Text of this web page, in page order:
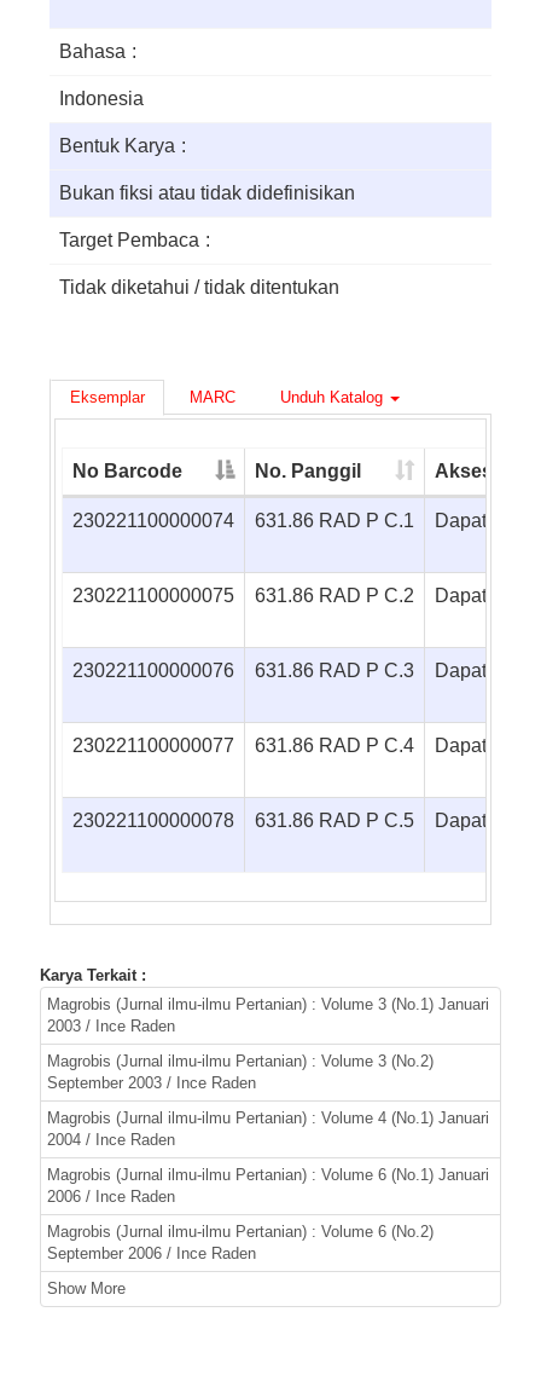
Bahasa
Indonesia
Bentuk Karya
Bukan fiksi atau tidak didefinisikan
Target Pembaca
Tidak diketahui / tidak ditentukan
Eksemplar MARC Unduh Katalog
No Barcode No. Panggil Akses
230221100000074 631.86 RAD P C.1 Dapat
230221100000075 631.86 RAD P C.2 Dapat
230221100000076 631.86 RAD P C.3 Dapat
230221100000077 631.86 RAD P C.4 Dapat
230221100000078 631.86 RAD P C.5 Dapat
Karya Terkait :
Magrobis (Jurnal ilmu-ilmu Pertanian) : Volume 3 (No.1) Januari
2003 / Ince Raden
Magrobis (Jurnal ilmu-ilmu Pertanian) : Volume 3 (No.2)
September 2003 / Ince Raden
Magrobis (Jurnal ilmu-ilmu Pertanian) : Volume 4 (No.1) Januari
2004 / Ince Raden
Magrobis (Jurnal ilmu-ilmu Pertanian) : Volume 6 (No.1) Januari
2006 / Ince Raden
Magrobis (Jurnal ilmu-ilmu Pertanian) : Volume 6 (No.2)
September 2006 / Ince Raden
Show More